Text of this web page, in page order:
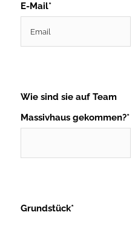
E-Mail*
Wie sind sie auf Team
Massivhaus gekommen?*
Grundstück*